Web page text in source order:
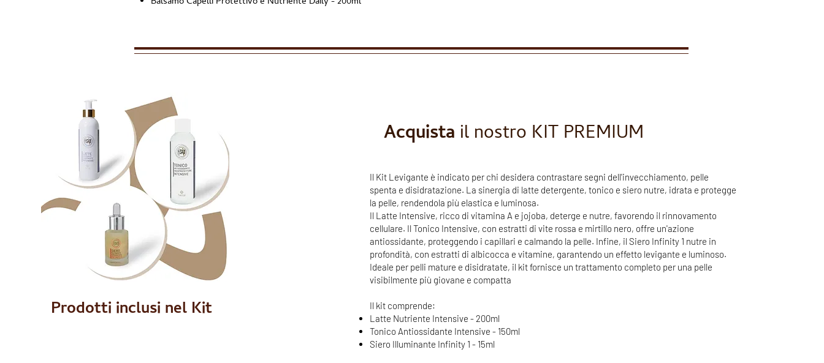
Prodotti inclusi nel Kit
Acquista il nostro KIT PREMIUM
Il Kit Levigante è indicato per chi desidera contrastare segni dell'invecchiamento, pelle
spenta e disidratazione. La sinergia di latte detergente, tonico e siero nutre, idrata e protegge
la pelle, rendendola più elastica e luminosa.
Il Latte Intensive, ricco di vitamina A e jojoba, deterge e nutre, favorendo il rinnovamento
cellulare. Il Tonico Intensive, con estratti di vite rossa e mirtillo nero, offre un'azione
antiossidante, proteggendo i capillari e calmando la pelle. Infine, il Siero Infinity 1 nutre in
profondità, con estratti di albicocca e vitamine, garantendo un effetto levigante e luminoso.
Ideale per pelli mature e disidratate, il kit fornisce un trattamento completo per una pelle
visibilmente più giovane e compatta
Il kit comprende:
Latte Nutriente Intensive - 200ml
Tonico Antiossidante Intensive - 150ml
Siero Illuminante Infinity 1 - 15ml